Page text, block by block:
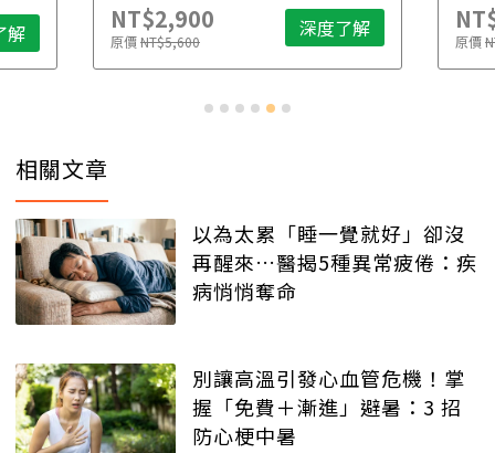
解 NT$2,900
原價NT$5,600 深度了解 原價
相關文章
以為太累「睡一覺就好」卻沒
再醒來…醫揭5種異常疲倦：疾
病悄悄奪命
別讓高溫引發心血管危機！掌
握「免費＋漸進」避暑：3 招
防心梗中暑